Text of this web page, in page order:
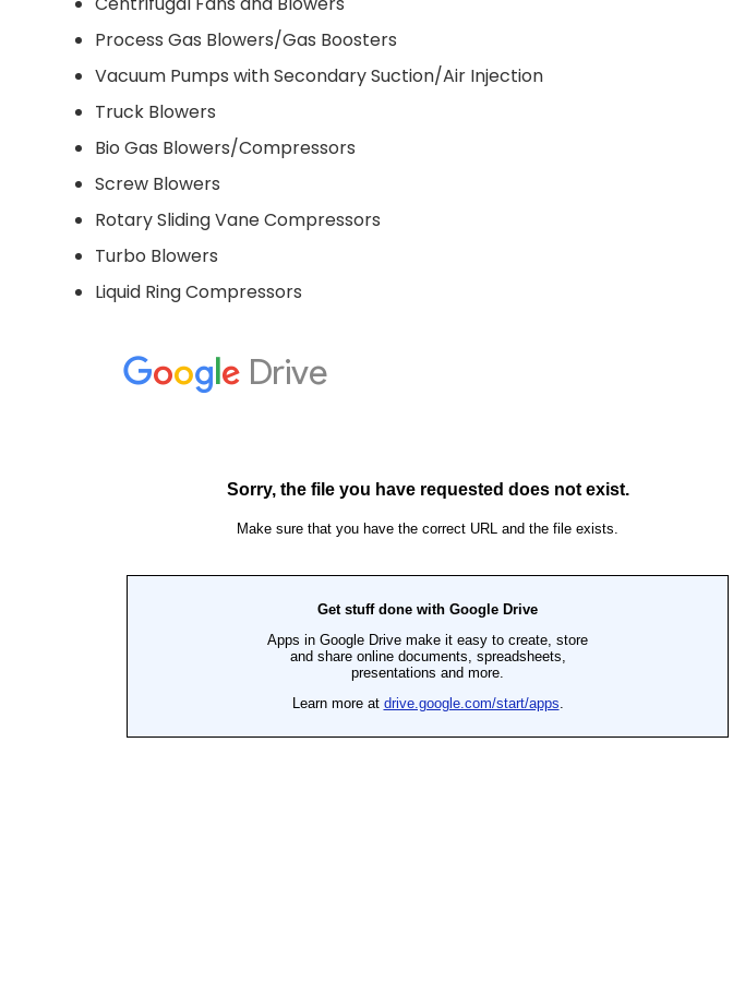
Process Gas Blowers/Gas Boosters
Vacuum Pumps with Secondary Suction/Air Injection
Truck Blowers
Bio Gas Blowers/Compressors
Screw Blowers
Rotary Sliding Vane Compressors
Turbo Blowers
Liquid Ring Compressors